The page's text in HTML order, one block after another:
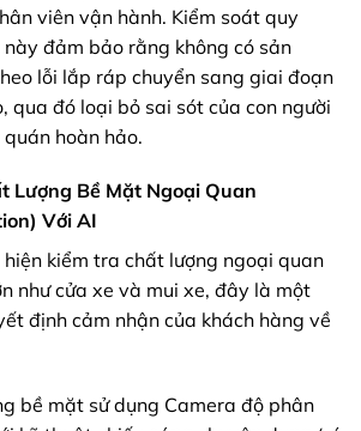
viên vận hành. Kiểm soát quy
đảm bảo rằng không có sản
lỗi lắp ráp chuyển sang giai đoạn
qua đó loại bỏ sai sót của con người
hoàn hảo.
Lượng Bề Mặt Ngoại Quan
Với AI
kiểm tra chất lượng ngoại quan
như cửa xe và mui xe, đây là một
định cảm nhận của khách hàng về
bề mặt sử dụng Camera độ phân